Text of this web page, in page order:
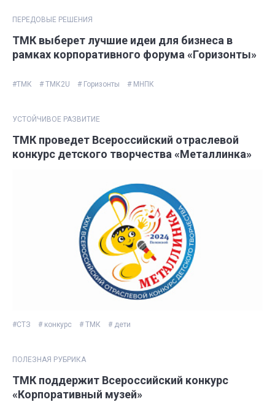
ПЕРЕДОВЫЕ РЕШЕНИЯ
ТМК выберет лучшие идеи для бизнеса в
рамках корпоративного форума «Горизонты»
#ТМК # ТМК2U # Горизонты # МНПК
УСТОЙЧИВОЕ РАЗВИТИЕ
ТМК проведет Всероссийский отраслевой
конкурс детского творчества «Металлинка»
#СТЗ # конкурс # ТМК # дети
ПОЛЕЗНАЯ РУБРИКА
ТМК поддержит Всероссийский конкурс
«Корпоративный музей»